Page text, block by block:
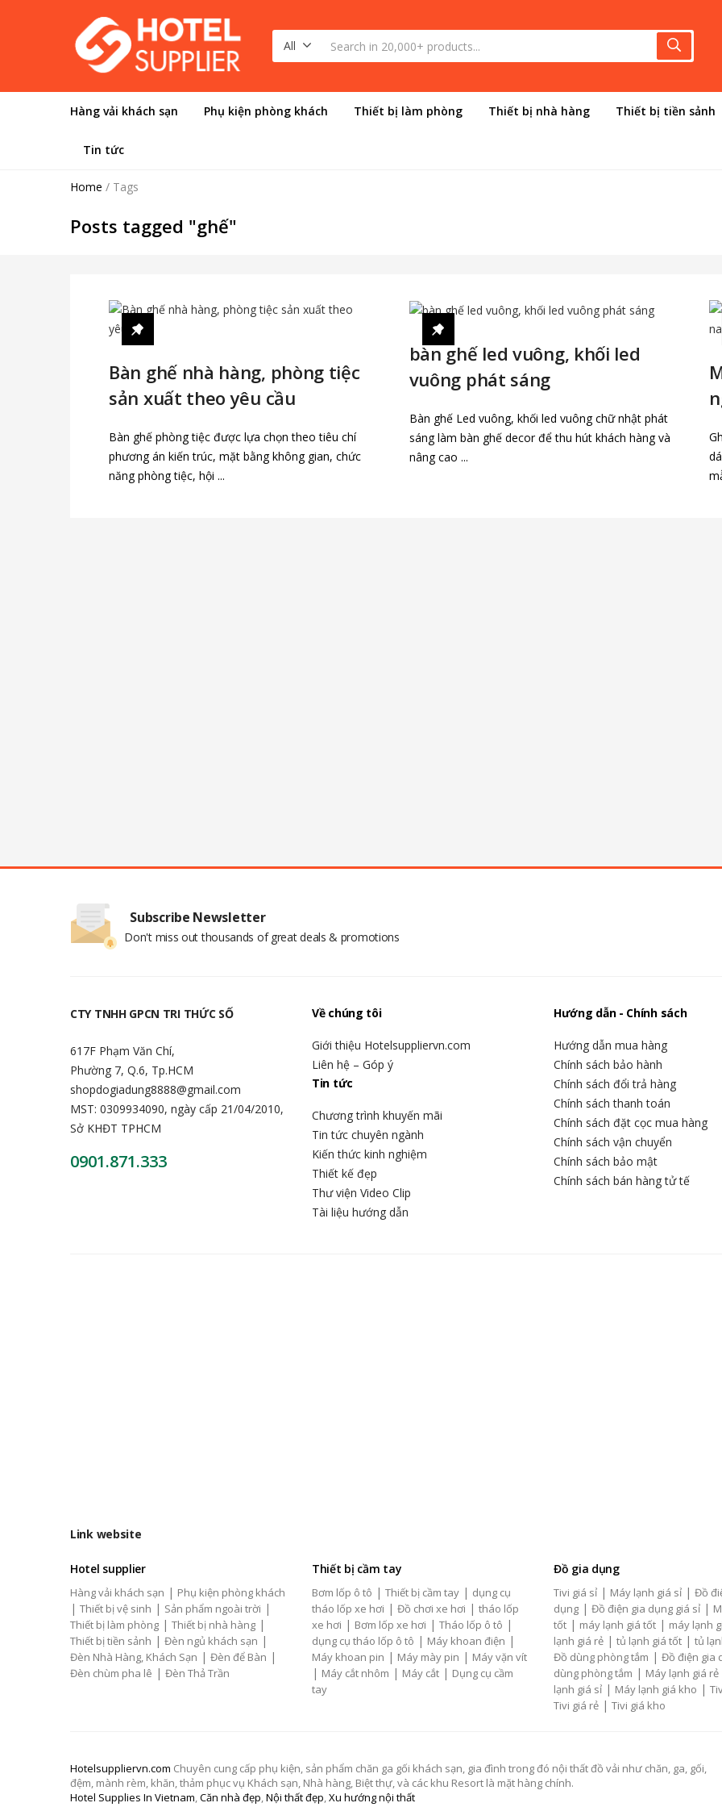
All
Hàng vải khách sạn Phụ kiện phòng khách Thiết bị làm phòng Thiết bị nhà hàng Thiết bị tiền sảnh
Tin tức
Home / Tags
Posts tagged "ghế"
Bàn ghế nhà hàng, phòng tiệc
sản xuất theo yêu cầu
Bàn ghế phòng tiệc được lựa chọn theo tiêu chí
phương án kiến trúc, mặt bằng không gian, chức
năng phòng tiệc, hội ...
bàn ghế led vuông, khối led
vuông phát sáng
Bàn ghế Led vuông, khối led vuông chữ nhật phát
sáng làm bàn ghế decor để thu hút khách hàng và
nâng cao ...
Subscribe Newsletter
Don't miss out thousands of great deals & promotions
CTY TNHH GPCN TRI THỨC SỐ
617F Phạm Văn Chí,
Phường 7, Q.6, Tp.HCM
shopdogiadung8888@gmail.com
MST: 0309934090, ngày cấp 21/04/2010,
Sở KHĐT TPHCM
0901.871.333
Về chúng tôi
Giới thiệu Hotelsuppliervn.com
Liên hệ – Góp ý
Tin tức
Chương trình khuyến mãi
Tin tức chuyên ngành
Kiến thức kinh nghiệm
Thiết kế đẹp
Thư viện Video Clip
Tài liệu hướng dẫn
Hướng dẫn - Chính sách
Hướng dẫn mua hàng
Chính sách bảo hành
Chính sách đổi trả hàng
Chính sách thanh toán
Chính sách đặt cọc mua hàng
Chính sách vận chuyển
Chính sách bảo mật
Chính sách bán hàng tử tế
Link website
Hotel supplier
Hàng vải khách sạn | Phụ kiện phòng khách
| Thiết bị vệ sinh | Sản phẩm ngoài trời |
Thiết bị làm phòng | Thiết bị nhà hàng |
Thiết bị tiền sảnh | Đèn ngủ khách sạn |
Đèn Nhà Hàng, Khách Sạn | Đèn để Bàn |
Đèn chùm pha lê | Đèn Thả Trần
Thiết bị cầm tay
Bơm lốp ô tô | Thiết bị cầm tay | dụng cụ
tháo lốp xe hơi | Đồ chơi xe hơi | tháo lốp
xe hơi | Bơm lốp xe hơi | Tháo lốp ô tô |
dụng cụ tháo lốp ô tô | Máy khoan điện |
Máy khoan pin | Máy mày pin | Máy vặn vít
| Máy cắt nhôm | Máy cắt | Dụng cụ cầm
tay
Đồ gia dụng
Tivi giá sỉ | Máy lạnh giá sỉ | Đồ
dụng | Đồ điện gia dụng giá sỉ |
tốt | máy lạnh giá tốt | máy lạnh
lạnh giá rẻ | tủ lạnh giá tốt | tủ
Đồ dùng phòng tắm | Đồ điện gia
dùng phòng tắm | Máy lạnh giá rẻ
lạnh giá sỉ | Máy lạnh giá kho |
Tivi giá rẻ | Tivi giá kho
Hotelsuppliervn.com Chuyên cung cấp phụ kiện, sản phẩm chăn ga gối khách sạn, gia đình trong đó nội thất đồ vải như chăn, ga, gối,
đệm, mành rèm, khăn, thảm phục vụ Khách sạn, Nhà hàng, Biệt thự, và các khu Resort là mặt hàng chính.
Hotel Supplies In Vietnam,Căn nhà đẹp,Nội thất đẹp,Xu hướng nội thất